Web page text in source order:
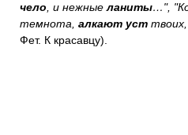
чело , и нежныеланиты…",
темнота, алкают уст
Фет. К красавцу).